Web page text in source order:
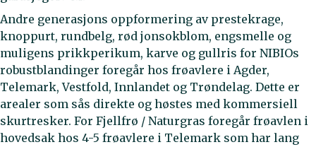
Andre generasjons oppformering av prestekrage,
knoppurt, rundbelg, rød jonsokblom, engsmelle og
muligens prikkperikum, karve og gullris for NIBIOs
robustblandinger foregår hos frøavlere i Agder,
Telemark, Vestfold, Innlandet og Trøndelag. Dette er
arealer som sås direkte og høstes med kommersiell
skurtresker. For Fjellfrø / Naturgras foregår frøavlen i
hovedsak hos 4-5 frøavlere i Telemark som har lang